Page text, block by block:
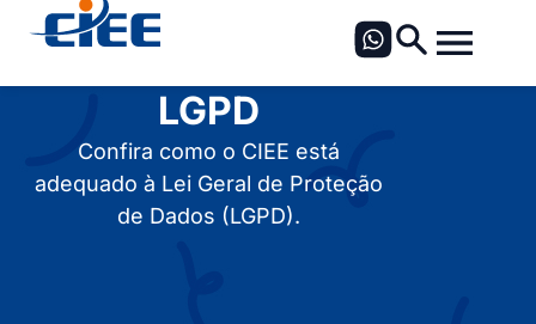
LGPD
Confira como o CIEE está
adequado à Lei Geral de Proteção
de Dados (LGPD).